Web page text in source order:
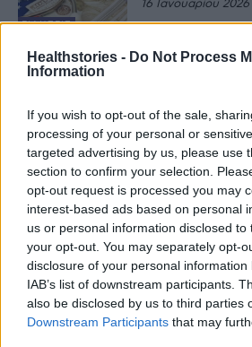
Healthstories - Do Not Process
Information
If you wish to opt-out of the sale,
processing of your personal or
targeted advertising by us, please use
section to confirm your selection.
opt-out request is processed you may
interest-based ads based on personal
us or personal information disclosed
your opt-out. You may separately opt-
disclosure of your personal
IAB’s list of downstream participants.
also be disclosed by us to third parties
Downstream Participants that may
ΕΙΔΉΣΕΙΣ
16 Ιανουαρίου 2026
ΕΙΔΉΣΕΙΣ
οργανισμός
ΕΙΔΉΣΕΙΣ
Σε εξέλιξη η
φαρμάκων κατά
από 5.000
8 Ιανουαρίου 2026
Τι
χορήγηση
κόστους στις
19 Δεκεμβρίου 2025